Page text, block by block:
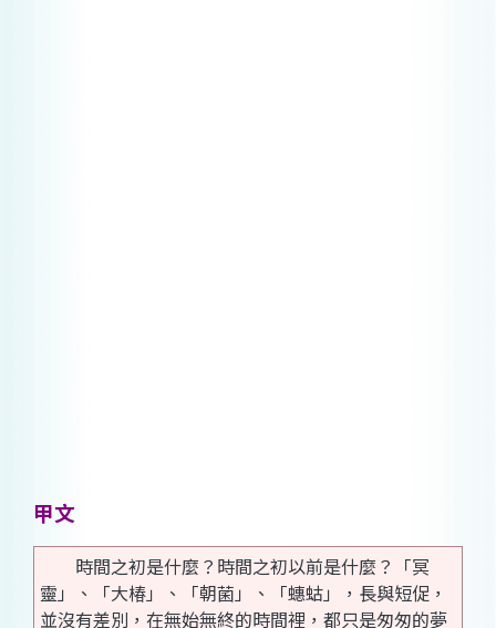
甲文
時間之初是什麼？時間之初以前是什麼？「冥
靈」、「大椿」、「朝菌」、「蟪蛄」，長與短促，
並沒有差別，在無始無終的時間裡，都只是匆匆的夢